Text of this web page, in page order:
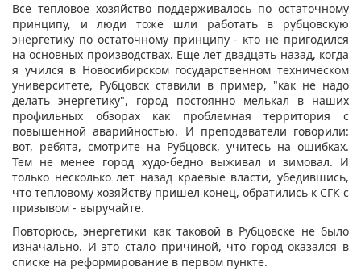
Все тепловое хозяйство поддерживалось по остаточному
принципу, и люди тоже шли работать в рубцовскую
энергетику по остаточному принципу - кто не пригодился
на основных производствах. Еще лет двадцать назад, когда
я учился в Новосибирском государственном техническом
университете, Рубцовск ставили в пример, "как не надо
делать энергетику", город постоянно мелькал в наших
профильных обзорах как проблемная территория с
повышенной аварийностью. И преподаватели говорили:
вот, ребята, смотрите на Рубцовск, учитесь на ошибках.
Тем не менее город худо-бедно выживал и зимовал. И
только несколько лет назад краевые власти, убедившись,
что тепловому хозяйству пришел конец, обратились к СГК с
призывом - выручайте.
Повторюсь, энергетики как таковой в Рубцовске не было
изначально. И это стало причиной, что город оказался в
списке на реформирование в первом пункте.